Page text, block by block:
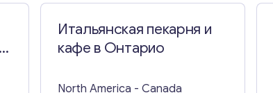
Итальянская пекарня и
кафе в Онтарио
North America - Canada